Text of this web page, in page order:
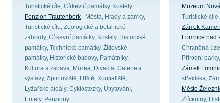
Turistické cíle, Církevní památky, Kostely
Penzion Trautenberk - Města, Hrady a zámky,
Turistické cíle, Zoologické a botanické
zahrady, Církevní památky, Kostely, Historické
památky, Technické památky, Židovské
památky, Historické budovy, Památníky,
Kultura a zábava, Muzea, Divadla, Galerie a
výstavy, Sportoviště, hřiště, Koupaliště,
Lyžařské areály, Cyklostezky, Ubytování,
Hotely, Penziony
Muzeum
Turistické
Zámek
Lomnice nad
Chráněná
Přírodní
Zámek
střediska,
Město
Zříceniny,